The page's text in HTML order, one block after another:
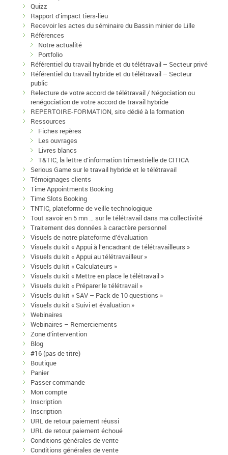
Quizz
Rapport d’impact tiers-lieu
Recevoir les actes du séminaire du Bassin minier de Lille
Références
Notre actualité
Portfolio
Référentiel du travail hybride et du télétravail – Secteur privé
Référentiel du travail hybride et du télétravail – Secteur
public
Relecture de votre accord de télétravail / Négociation ou
renégociation de votre accord de travail hybride
REPERTOIRE-FORMATION, site dédié à la formation
Ressources
Fiches repères
Les ouvrages
Livres blancs
T&TIC, la lettre d’information trimestrielle de CITICA
Serious Game sur le travail hybride et le télétravail
Témoignages clients
Time Appointments Booking
Time Slots Booking
TNTIC, plateforme de veille technologique
Tout savoir en 5 mn … sur le télétravail dans ma collectivité
Traitement des données à caractère personnel
Visuels de notre plateforme d’évaluation
Visuels du kit « Appui à l’encadrant de télétravailleurs »
Visuels du kit « Appui au télétravailleur »
Visuels du kit « Calculateurs »
Visuels du kit « Mettre en place le télétravail »
Visuels du kit « Préparer le télétravail »
Visuels du kit « SAV – Pack de 10 questions »
Visuels du kit « Suivi et évaluation »
Webinaires
Webinaires – Remerciements
Zone d’intervention
Blog
#16 (pas de titre)
Boutique
Panier
Passer commande
Mon compte
Inscription
Inscription
URL de retour paiement réussi
URL de retour paiement échoué
Conditions générales de vente
Conditions générales de vente